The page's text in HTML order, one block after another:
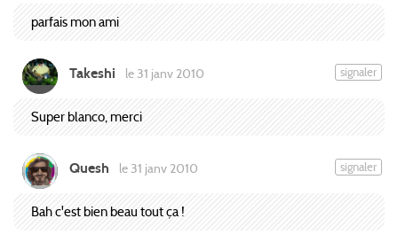
parfais mon ami
Takeshi le 31 janv 2010 signaler
Super blanco, merci
Quesh le 31 janv 2010 signaler
Bah c'est bien beau tout ça !